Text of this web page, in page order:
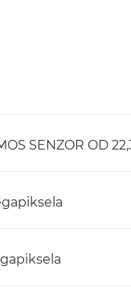
SENZOR OD